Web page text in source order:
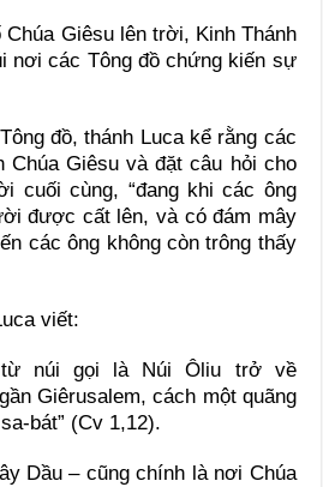
Giêsu lên trời, Kinh Thánh
nơi các Tông đồ chứng kiến sự
đồ, thánh Luca kể rằng các
Chúa Giêsu và đặt câu hỏi cho
cuối cùng, “đang khi các ông
được cất lên, và có đám mây
các ông không còn trông thấy
viết:
núi gọi là Núi Ôliu trở về
Giêrusalem, cách một quãng
bát” (Cv 1,12).
Dầu – cũng chính là nơi Chúa